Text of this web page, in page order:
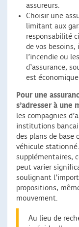
assureurs.
Choisir une
limitant aux
responsabilité
de vos
l’incendie ou
d’assurance,
est
Pour une
s’adresser à une
les compagnies
institutions
des plans de base
véhicule
supplémentaires,
peut varier
soulignant
propositions,
mouvement.
Au lieu de